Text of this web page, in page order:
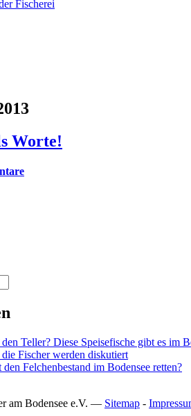
Fischerei
Worte!
Teller? Diese Speisefische gibt es im
Fischer werden diskutiert
Felchenbestand im Bodensee retten?
am Bodensee e.V. — Sitemap -